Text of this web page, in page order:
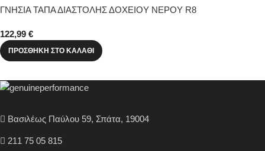
ΓΝΗΣΙΑ ΤΑΠΑ ΔΙΑΣΤΟΛΗΣ ΔΟΧΕΙΟΥ ΝΕΡΟΥ R8
122,99 €
ΠΡΟΣΘΉΚΗ ΣΤΟ ΚΑΛΆΘΙ
Βασιλέως Παύλου 59, Σπάτα, 19004
211 75 05 815